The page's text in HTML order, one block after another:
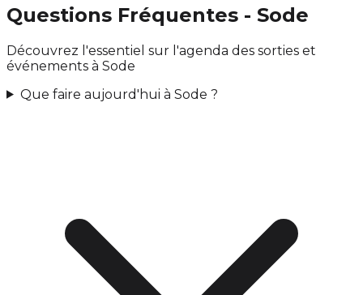
Questions Fréquentes - Sode
Découvrez l'essentiel sur l'agenda des sorties et
événements à Sode
Que faire aujourd'hui à Sode ?